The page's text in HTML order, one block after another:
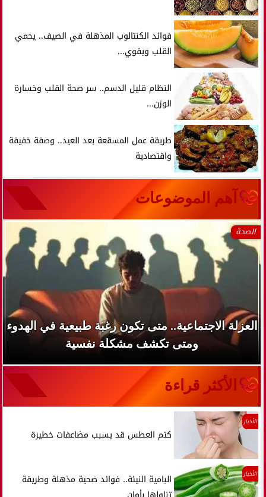
فوائد الكنتالوب المذهلة في الصيف.. يحمي
القلب ويقوي...
النظام قليل الدسم.. سر صحة القلب وخسارة
الوزن...
طريقة عمل المسقعة بعد العيد.. وصفة خفيفة
واقتصادية
آهم الموضوعات
الصحة
العزلة الاجتماعية.. متى تكون رغبة طبيعية في الهدوء
ومتى تكشف مشكلة نفسية
الأكثر قراءة
الأخبار
كتم العطس قد يسبب مضاعفات خطيرة
الأخبار
البامية النيئة.. فوائد صحية مذهلة وطريقة